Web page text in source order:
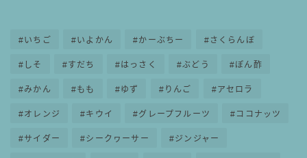
いちご いよかん かーぶちー さくらんぼ
しそ すだち はっさく ぶどう ぽん酢
みかん もも ゆず りんご アセロラ
オレンジ キウイ グレープフルーツ ココナッツ
サイダー シークヮーサー ジンジャー